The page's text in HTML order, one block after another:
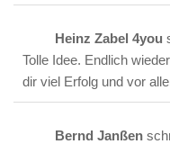
Heinz Zabel 4you
Tolle Idee. Endlich
dir viel Erfolg und vor
Bernd Janßen